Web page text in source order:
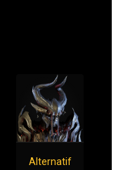
Alternatif